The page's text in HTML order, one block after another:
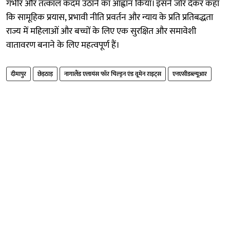
गंभीर और तत्काल कदम उठाने का आह्वान किया। इसने जोर देकर कहा
कि सामूहिक प्रयास, प्रभावी नीति प्रवर्तन और न्याय के प्रति प्रतिबद्धता
राज्य में महिलाओं और बच्चों के लिए एक सुरक्षित और समावेशी
वातावरण बनाने के लिए महत्वपूर्ण हैं।
दीमापुर छेड़ठाड़ नागालैंड एलायंस फॉर चिल्ड्रन एंड वूमेन राइट्स एनएसीडब्ल्यूआर